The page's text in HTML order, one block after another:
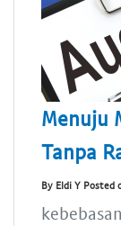
Menuju
Tanpa
By Eldi Y Posted